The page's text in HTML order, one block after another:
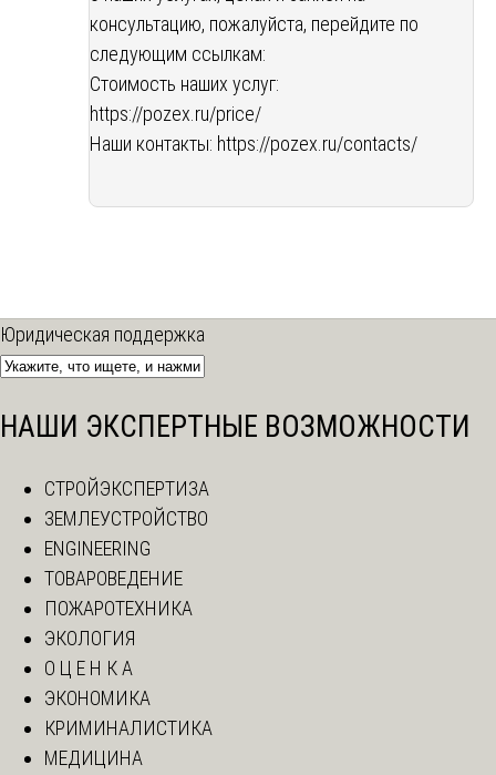
консультацию, пожалуйста, перейдите по
следующим ссылкам:
Стоимость наших услуг:
https://pozex.ru/price/
Наши контакты: https://pozex.ru/contacts/
Юридическая поддержка
НАШИ ЭКСПЕРТНЫЕ ВОЗМОЖНОСТИ
СТРОЙЭКСПЕРТИЗА
ЗЕМЛЕУСТРОЙСТВО
ENGINEERING
ТОВАРОВЕДЕНИЕ
ПОЖАРОТЕХНИКА
ЭКОЛОГИЯ
О Ц Е Н К А
ЭКОНОМИКА
КРИМИНАЛИСТИКА
МЕДИЦИНА